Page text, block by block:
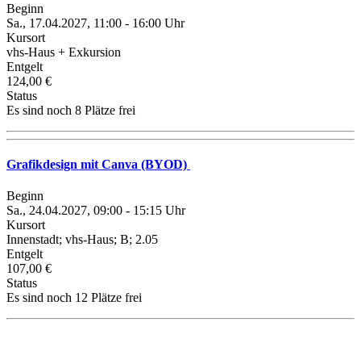
Beginn
Sa., 17.04.2027, 11:00 - 16:00 Uhr
Kursort
vhs-Haus + Exkursion
Entgelt
124,00 €
Status
Es sind noch 8 Plätze frei
Grafikdesign mit Canva (BYOD)
Beginn
Sa., 24.04.2027, 09:00 - 15:15 Uhr
Kursort
Innenstadt; vhs-Haus; B; 2.05
Entgelt
107,00 €
Status
Es sind noch 12 Plätze frei